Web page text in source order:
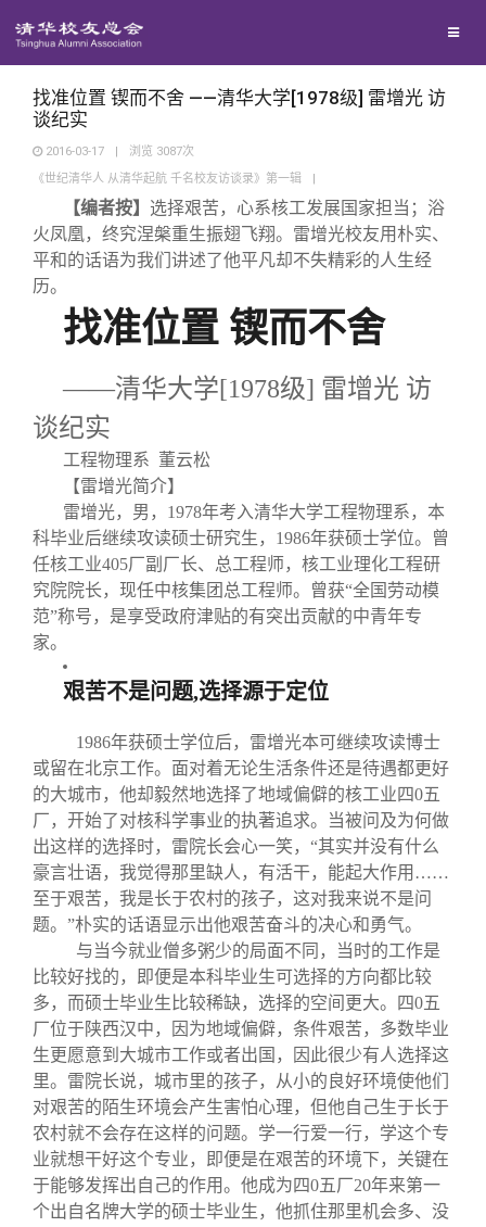
西南联大校友会
回馈母校
捐赠项目
媒体平台
校友文苑
校友讲坛
校友视界
三创大赛
实用信息
会长致辞
总会章程
理事会名单
制度法规
联系我们
关闭
找准位置 锲而不舍 ——清华大学[1978级] 雷增光 访
谈纪实
2016-03-17 | 浏览 3087次
《世纪清华人 从清华起航 千名校友访谈录》第一辑
|
【编者按】 选择艰苦，心系核工发展国家担当；浴
火凤凰，终究涅槃重生振翅飞翔。雷增光校友用朴实、
平和的话语为我们讲述了他平凡却不失精彩的人生经
历。
找准位置 锲而不舍
——清华大学[1978级] 雷增光 访
谈纪实
工程物理系 董云松
【雷增光简介】
雷增光，男，1978年考入清华大学工程物理系，本
科毕业后继续攻读硕士研究生，1986年获硕士学位。曾
任核工业405厂副厂长、总工程师，核工业理化工程研
究院院长，现任中核集团总工程师。曾获“全国劳动模
范”称号，是享受政府津贴的有突出贡献的中青年专
家。
艰苦不是问题,选择源于定位
1986年获硕士学位后，雷增光本可继续攻读博士
或留在北京工作。面对着无论生活条件还是待遇都更好
的大城市，他却毅然地选择了地域偏僻的核工业四0五
厂，开始了对核科学事业的执著追求。当被问及为何做
出这样的选择时，雷院长会心一笑，“其实并没有什么
豪言壮语，我觉得那里缺人，有活干，能起大作用……
至于艰苦，我是长于农村的孩子，这对我来说不是问
题。”朴实的话语显示出他艰苦奋斗的决心和勇气。
与当今就业僧多粥少的局面不同，当时的工作是
比较好找的，即便是本科毕业生可选择的方向都比较
多，而硕士毕业生比较稀缺，选择的空间更大。四0五
厂位于陕西汉中，因为地域偏僻，条件艰苦，多数毕业
生更愿意到大城市工作或者出国，因此很少有人选择这
里。雷院长说，城市里的孩子，从小的良好环境使他们
对艰苦的陌生环境会产生害怕心理，但他自己生于长于
农村就不会存在这样的问题。学一行爱一行，学这个专
业就想干好这个专业，即便是在艰苦的环境下，关键在
于能够发挥出自己的作用。他成为四0五厂20年来第一
个出自名牌大学的硕士毕业生，他抓住那里机会多、没